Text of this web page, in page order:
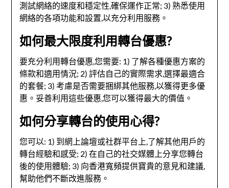
測試網絡的速度和穩定性,確保運作正常; 3) 熟悉使用
網絡的各項功能和設置,以充分利用服務。
如何最大限度利用轉台優惠?
要充分利用轉台優惠,您需要: 1) 了解各種優惠方案的
條款和適用情況; 2) 評估自己的實際需求,選擇最適合
的套餐; 3) 考慮是否需要捆綁其他服務,以獲得更多優
惠。妥善利用這些優惠,您可以獲得最大的價值。
如何分享轉台的使用心得?
您可以: 1) 到網上論壇或社群平台上,了解其他用戶的
轉台經驗和感受; 2) 在自己的社交媒體上分享您轉台
後的使用體驗; 3) 向香港寬頻提供寶貴的意見和建議,
幫助他們不斷改進服務。